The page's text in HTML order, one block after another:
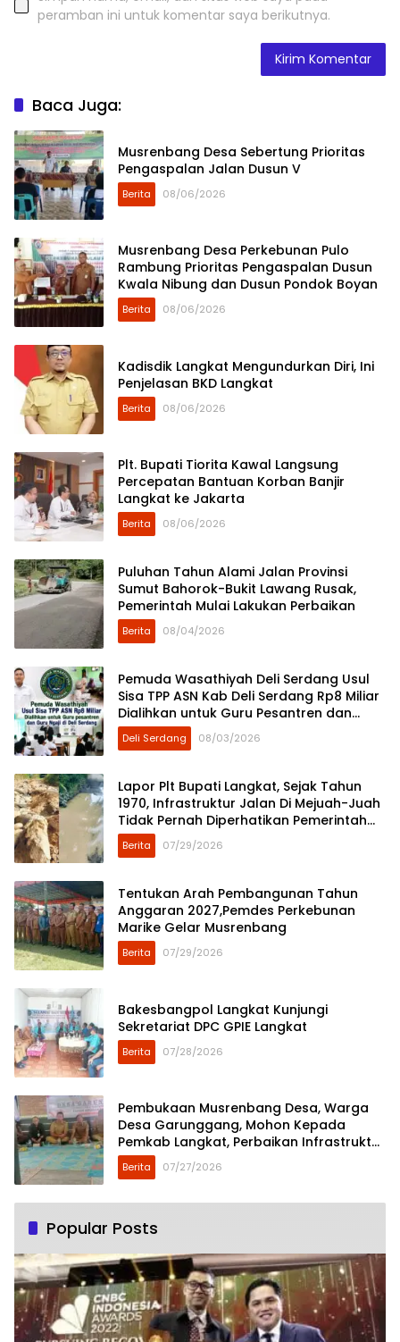
peramban ini untuk komentar saya berikutnya.
Baca Juga:
Musrenbang Desa Sebertung Prioritas
Pengaspalan Jalan Dusun V
Berita 08/06/2026
Musrenbang Desa Perkebunan Pulo
Rambung Prioritas Pengaspalan Dusun
Kwala Nibung dan Dusun Pondok Boyan
Berita 08/06/2026
Kadisdik Langkat Mengundurkan Diri, Ini
Penjelasan BKD Langkat
Berita 08/06/2026
Plt. Bupati Tiorita Kawal Langsung
Percepatan Bantuan Korban Banjir
Langkat ke Jakarta
Berita 08/06/2026
Puluhan Tahun Alami Jalan Provinsi
Sumut Bahorok-Bukit Lawang Rusak,
Pemerintah Mulai Lakukan Perbaikan
Berita 08/04/2026
Pemuda Wasathiyah Deli Serdang Usul
Sisa TPP ASN Kab Deli Serdang Rp8 Miliar
Dialihkan untuk Guru Pesantren dan
Guru Ngaji
Deli Serdang 08/03/2026
Lapor Plt Bupati Langkat, Sejak Tahun
1970, Infrastruktur Jalan Di Mejuah-Juah
Tidak Pernah Diperhatikan Pemerintah
Kabupaten Langkat
Berita 07/29/2026
Tentukan Arah Pembangunan Tahun
Anggaran 2027,Pemdes Perkebunan
Marike Gelar Musrenbang
Berita 07/29/2026
Bakesbangpol Langkat Kunjungi
Sekretariat DPC GPIE Langkat
Berita 07/28/2026
Pembukaan Musrenbang Desa, Warga
Desa Garunggang, Mohon Kepada
Pemkab Langkat, Perbaikan Infrastruktur
di Dusun Mejuah-Juah
Berita 07/27/2026
Popular Posts